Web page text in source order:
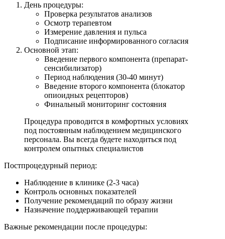
День процедуры:
Проверка результатов анализов
Осмотр терапевтом
Измерение давления и пульса
Подписание информированного согласия
Основной этап:
Введение первого компонента (препарат-
сенсибилизатор)
Период наблюдения (30-40 минут)
Введение второго компонента (блокатор
опиоидных рецепторов)
Финальный мониторинг состояния
Процедура проводится в комфортных условиях
под постоянным наблюдением медицинского
персонала. Вы всегда будете находиться под
контролем опытных специалистов
Постпроцедурный период:
Наблюдение в клинике (2-3 часа)
Контроль основных показателей
Получение рекомендаций по образу жизни
Назначение поддерживающей терапии
Важные рекомендации после процедуры: